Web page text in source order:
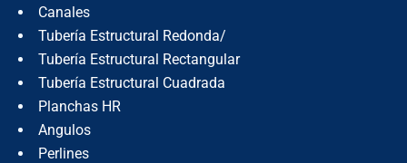
Canales
Tubería Estructural Redonda/
Tubería Estructural Rectangular
Tubería Estructural Cuadrada
Planchas HR
Angulos
Perlines